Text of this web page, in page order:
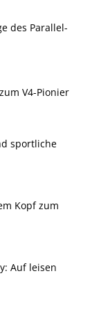
des Parallel-
V4-Pionier
sportliche
Kopf zum
Auf leisen